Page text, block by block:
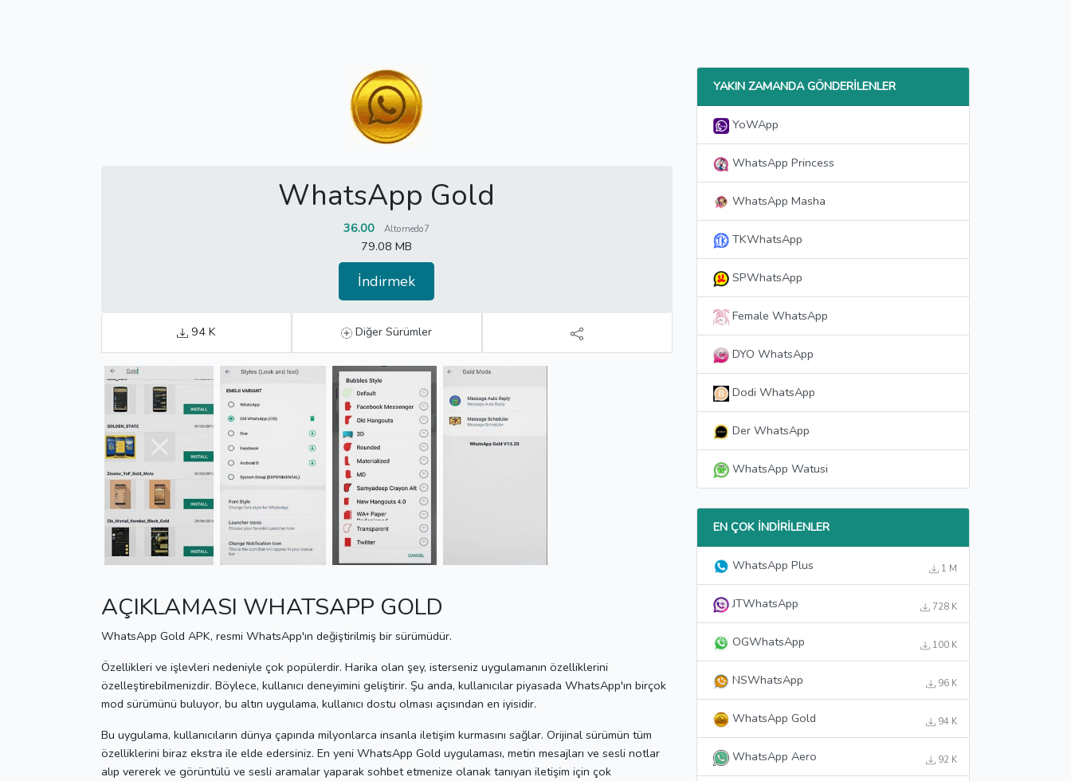
WhatsApp Gold
36.00 Altornedo7
79.08 MB
İndirmek
94 K Diğer Sürümler
AÇIKLAMASI WHATSAPP GOLD
WhatsApp Gold APK, resmi WhatsApp'ın değiştirilmiş bir sürümüdür.
Özellikleri ve işlevleri nedeniyle çok popülerdir. Harika olan şey, isterseniz uygulamanın özelliklerini
özelleştirebilmenizdir. Böylece, kullanıcı deneyimini geliştirir. Şu anda, kullanıcılar piyasada WhatsApp'ın birçok
mod sürümünü buluyor, bu altın uygulama, kullanıcı dostu olması açısından en iyisidir.
Bu uygulama, kullanıcıların dünya çapında milyonlarca insanla iletişim kurmasını sağlar. Orijinal sürümün tüm
özelliklerini biraz ekstra ile elde edersiniz. En yeni WhatsApp Gold uygulaması, metin mesajları ve sesli notlar
alıp vererek ve görüntülü ve sesli aramalar yaparak sohbet etmenize olanak tanıyan iletişim için çok
YAKIN ZAMANDA GÖNDERILENLER
YoWApp
WhatsApp Princess
WhatsApp Masha
TKWhatsApp
SPWhatsApp
Female WhatsApp
DYO WhatsApp
Dodi WhatsApp
Der WhatsApp
WhatsApp Watusi
EN ÇOK İNDIRILENLER
WhatsApp Plus 1 M
JTWhatsApp 728 K
OGWhatsApp 100 K
NSWhatsApp 96 K
WhatsApp Gold 94 K
WhatsApp Aero 92 K